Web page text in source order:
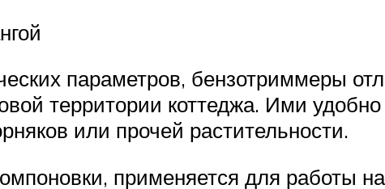
параметров, бензотриммеры
территории коттеджа. Ими
или прочей растительности.
применяется для работы